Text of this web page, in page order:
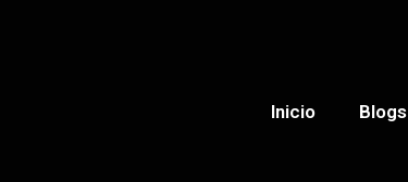
Inicio Blogs